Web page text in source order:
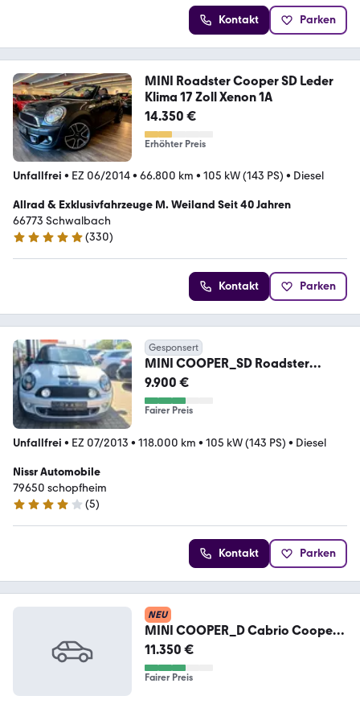
Kontakt Parken
MINI Roadster Cooper SD Leder
Klima 17 Zoll Xenon 1A
14.350 €
Erhöhter Preis
Unfallfrei • EZ 06/2014• 66.800 km • 105 kW (143 PS) • Diesel
Allrad & Exklusivfahrzeuge M. Weiland Seit 40 Jahren
66773 Schwalbach
5 Sterne
(330)
Kontakt Parken
Gesponsert
MINI COOPER_SD Roadster
Cooper SD
9.900 €
Fairer Preis
Unfallfrei • EZ 07/2013 • 118.000 km • 105 kW (143 PS) • Diesel
Nissr Automobile
79650 schopfheim
4 Sterne
(5)
Kontakt Parken
NEU
MINI COOPER_D Cabrio Cooper
D
11.350 €
Fairer Preis